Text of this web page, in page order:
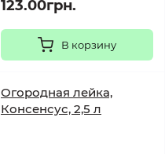
123.00грн.
В корзину
Огородная лейка,
Консенсус, 2,5 л